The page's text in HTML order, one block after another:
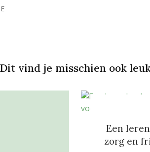
Dit vind je misschien ook
Een
zorg en